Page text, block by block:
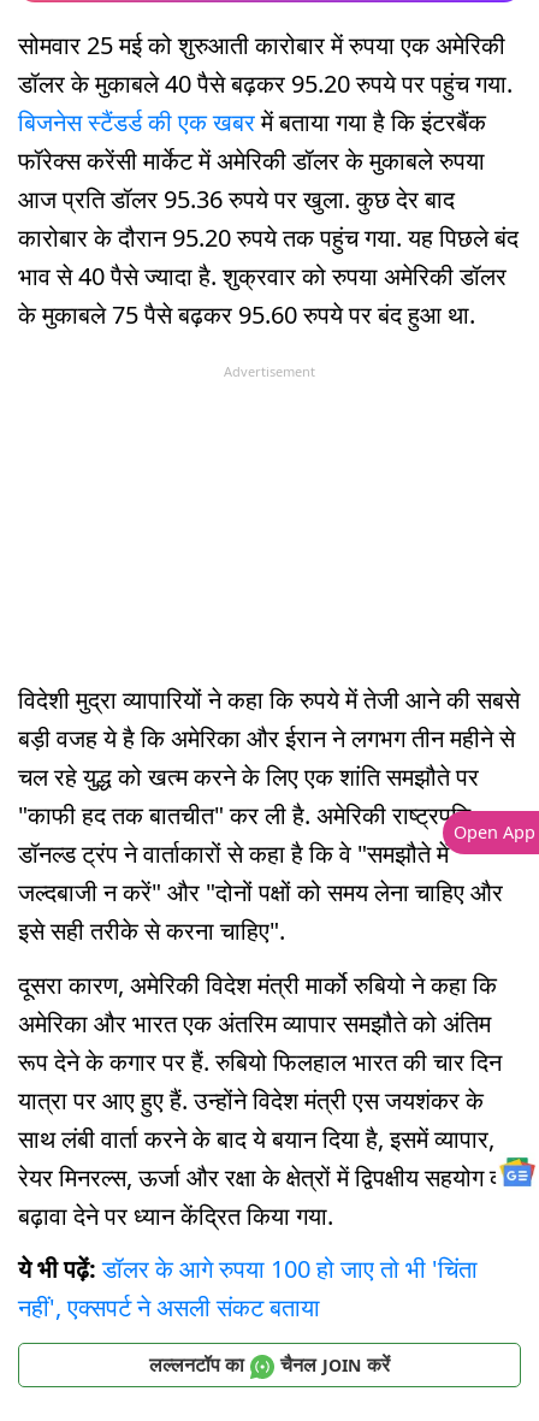
सोमवार 25 मई को शुरुआती कारोबार में रुपया एक अमेरिकी
डॉलर के मुकाबले 40 पैसे बढ़कर 95.20 रुपये पर पहुंच गया.
बिजनेस स्टैंडर्ड की एक खबरमें बताया गया है कि इंटरबैंक
फॉरेक्स करेंसी मार्केट में अमेरिकी डॉलर के मुकाबले रुपया
आज प्रति डॉलर 95.36 रुपये पर खुला. कुछ देर बाद
कारोबार के दौरान 95.20 रुपये तक पहुंच गया. यह पिछले बंद
भाव से 40 पैसे ज्यादा है. शुक्रवार को रुपया अमेरिकी डॉलर
के मुकाबले 75 पैसे बढ़कर 95.60 रुपये पर बंद हुआ था.
Advertisement
विदेशी मुद्रा व्यापारियों ने कहा कि रुपये में तेजी आने की सबसे
बड़ी वजह ये है कि अमेरिका और ईरान ने लगभग तीन महीने से
चल रहे युद्ध को खत्म करने के लिए एक शांति समझौते पर
"काफी हद तक बातचीत" कर ली है. अमेरिकी राष्ट्रपति
डॉनल्ड ट्रंप ने वार्ताकारों से कहा है कि वे "समझौते में
जल्दबाजी न करें" और "दोनों पक्षों को समय लेना चाहिए और
इसे सही तरीके से करना चाहिए".
दूसरा कारण, अमेरिकी विदेश मंत्री मार्को रुबियो ने कहा कि
अमेरिका और भारत एक अंतरिम व्यापार समझौते को अंतिम
रूप देने के कगार पर हैं. रुबियो फिलहाल भारत की चार दिन
यात्रा पर आए हुए हैं. उन्होंने विदेश मंत्री एस जयशंकर के
साथ लंबी वार्ता करने के बाद ये बयान दिया है, इसमें व्यापार,
रेयर मिनरल्स, ऊर्जा और रक्षा के क्षेत्रों में द्विपक्षीय सहयोग को
बढ़ावा देने पर ध्यान केंद्रित किया गया.
ये भी पढ़ें: डॉलर के आगे रुपया 100 हो जाए तो भी 'चिंता
नहीं', एक्सपर्ट ने असली संकट बताया
लल्लनटॉप का चैनल JOIN करें
Open App